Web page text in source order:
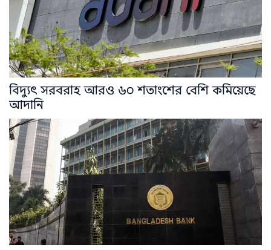
বিদ্যুৎ সরবরাহ আরও ৬০ শতাংশের বেশি কমিয়েছে
আদানি